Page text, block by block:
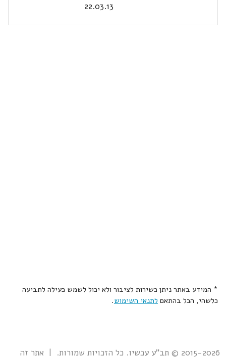
22.03.13
* המידע באתר ניתן כשירות לציבור ולא יכול לשמש כעילה לתביעה
כלשהי, הכל בהתאם לתנאי השימוש.
2015-2026 © תב"ע עכשיו. כל הזכויות שמורות. | אתר זה